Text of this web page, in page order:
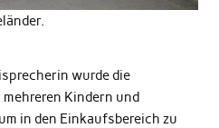
wurde die
Kindern und
in den Einkaufsbereich zu